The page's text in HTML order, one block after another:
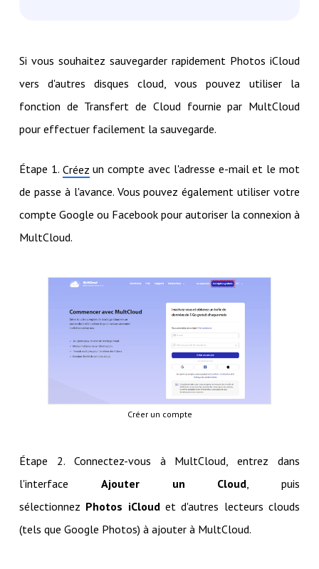
Si vous souhaitez sauvegarder rapidement Photos iCloud
vers d'autres disques cloud, vous pouvez utiliser la
fonction de Transfert de Cloud fournie par MultCloud
pour effectuer facilement la sauvegarde.
Étape 1. Créez un compte avec l'adresse e-mail et le mot
de passe à l'avance. Vous pouvez également utiliser votre
compte Google ou Facebook pour autoriser la connexion à
MultCloud.
Créer un compte
Étape 2. Connectez-vous à MultCloud, entrez dans
l'interface Ajouter un Cloud, puis
sélectionnez Photos iCloud et d'autres lecteurs clouds
(tels que Google Photos) à ajouter à MultCloud.